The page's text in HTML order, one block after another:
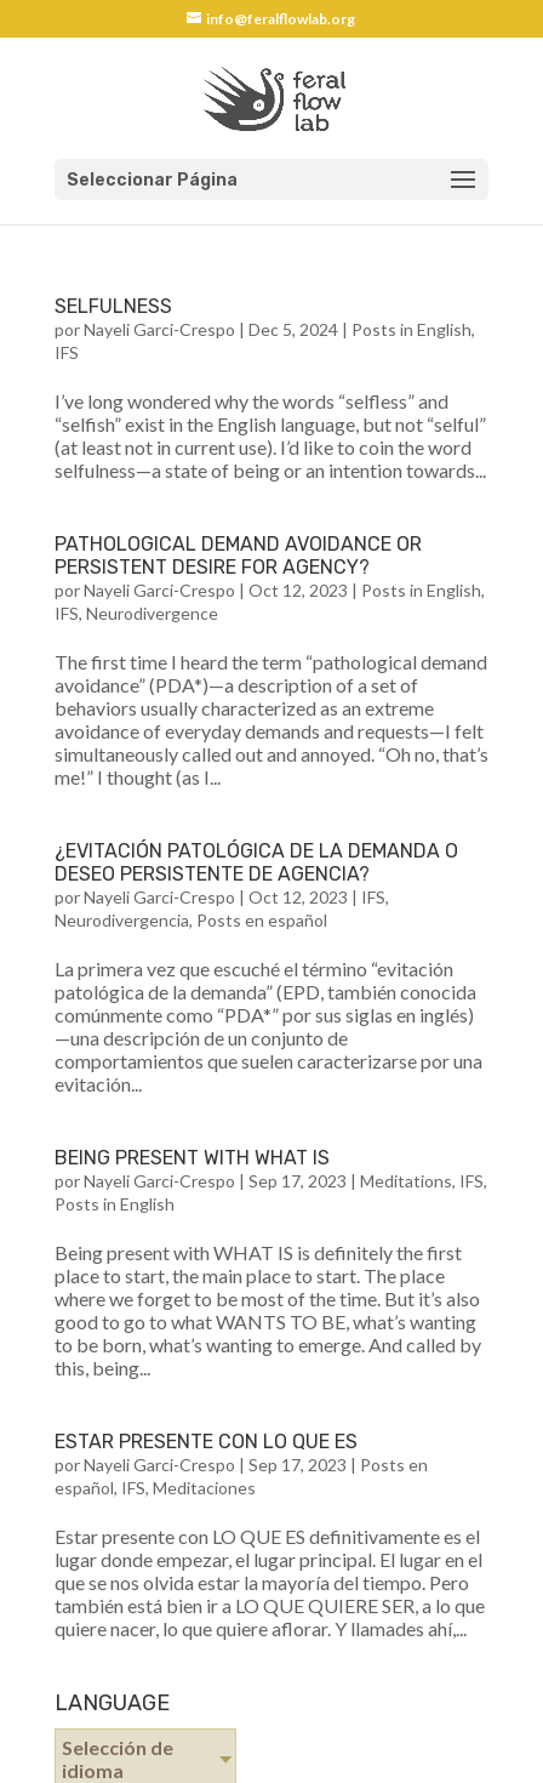
info@feralflowlab.org
Seleccionar Página
SELFULNESS
porNayeli Garci-Crespo | Dec 5, 2024| Posts in English,
IFS
I’ve long wondered why the words “selfless” and
“selfish” exist in the English language, but not “selful”
(at least not in current use). I’d like to coin the word
selfulness—a state of being or an intention towards...
PATHOLOGICAL DEMAND AVOIDANCE OR
PERSISTENT DESIRE FOR AGENCY?
porNayeli Garci-Crespo | Oct 12, 2023 | Posts in English,
IFS, Neurodivergence
The first time I heard the term “pathological demand
avoidance” (PDA*)—a description of a set of
behaviors usually characterized as an extreme
avoidance of everyday demands and requests—I felt
simultaneously called out and annoyed. “Oh no, that’s
me!” I thought (as I...
¿EVITACIÓN PATOLÓGICA DE LA DEMANDA O
DESEO PERSISTENTE DE AGENCIA?
porNayeli Garci-Crespo | Oct 12, 2023 | IFS,
Neurodivergencia, Posts en español
La primera vez que escuché el término “evitación
patológica de la demanda” (EPD, también conocida
comúnmente como “PDA*” por sus siglas en inglés)
—una descripción de un conjunto de
comportamientos que suelen caracterizarse por una
evitación...
BEING PRESENT WITH WHAT IS
porNayeli Garci-Crespo | Sep 17, 2023 | Meditations, IFS,
Posts in English
Being present with WHAT IS is definitely the first
place to start, the main place to start. The place
where we forget to be most of the time. But it’s also
good to go to what WANTS TO BE, what’s wanting
to be born, what’s wanting to emerge. And called by
this, being...
ESTAR PRESENTE CON LO QUE ES
porNayeli Garci-Crespo | Sep 17, 2023 | Posts en
español, IFS, Meditaciones
Estar presente con LO QUE ES definitivamente es el
lugar donde empezar, el lugar principal. El lugar en el
que se nos olvida estar la mayoría del tiempo. Pero
también está bien ir a LO QUE QUIERE SER, a lo que
quiere nacer, lo que quiere aflorar. Y llamades ahí,...
LANGUAGE
Selección de
idioma